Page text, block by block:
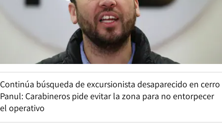
Continúa búsqueda de excursionista desaparecido en cerro
Panul: Carabineros pide evitar la zona para no entorpecer
el operativo